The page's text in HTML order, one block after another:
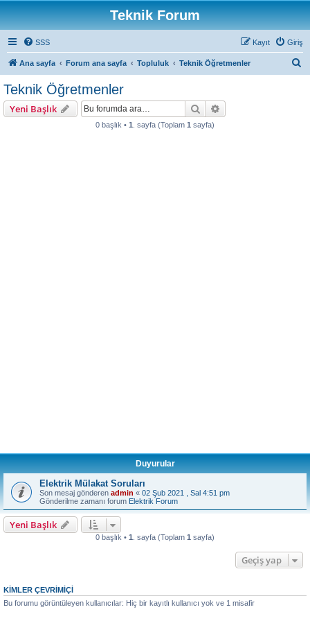
Teknik Forum
SSS Giriş
Kayıt
Ana sayfa Forum ana sayfa Topluluk Teknik Öğretmenler
Teknik Öğretmenler
Yeni Başlık Ara
0 başlık • 1 . sayfa (Toplam 1 sayfa)
Duyurular
Elektrik Mülakat Soruları
Son mesaj gönderen admin « 02 Şub 2021 , Sal 4:51 pm
Gönderilme zamanı forum Elektrik Forum
Yeni Başlık
0 başlık • 1 . sayfa (Toplam 1 sayfa)
Geçiş yap
KIMLER ÇEVRIMIÇI
Bu forumu görüntüleyen kullanıcılar: Hiç bir kayıtlı kullanıcı yok ve 1 misafir